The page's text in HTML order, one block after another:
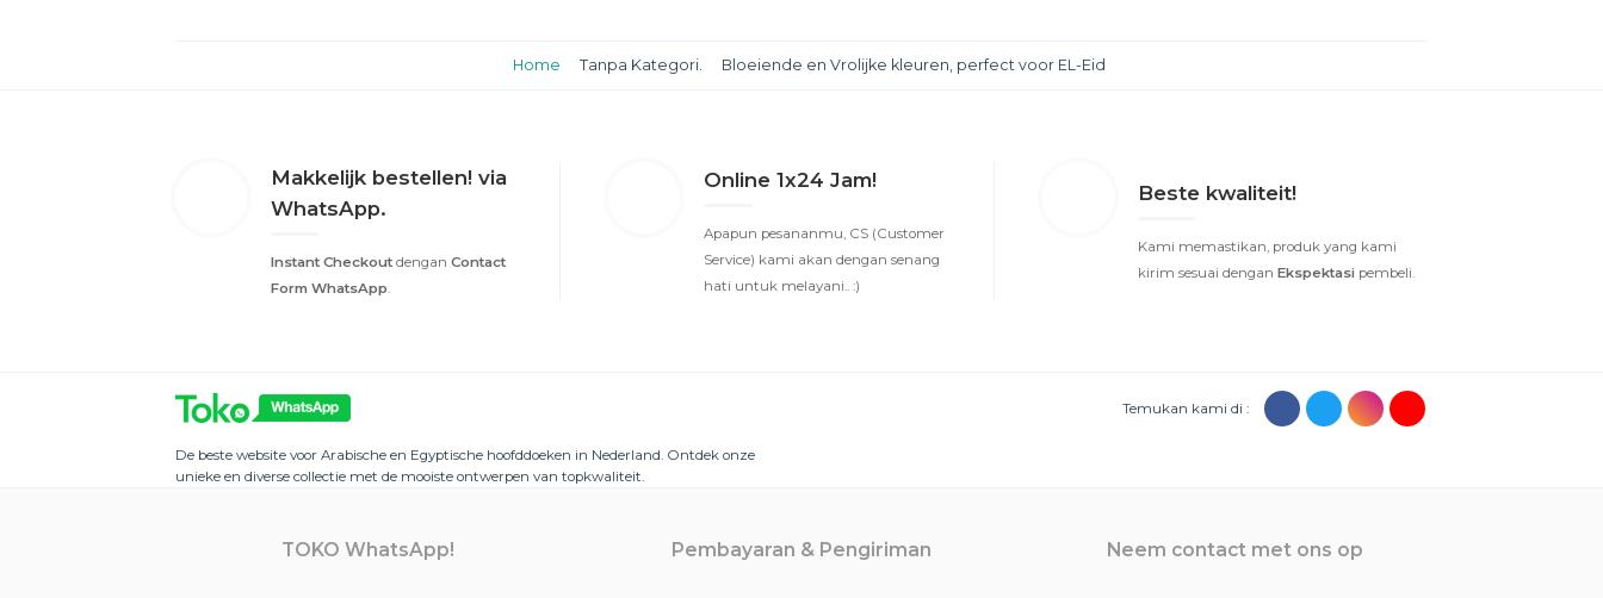
Home Tanpa Kategori. Bloeiende en Vrolijke kleuren, perfect voor EL-Eid
Makkelijk bestellen! via
WhatsApp.
Instant Checkout dengan Contact
Form WhatsApp
Online 1x24 Jam!
Apapun pesananmu, CS (Customer
Service) kami akan dengan senang
hati untuk melayani.. :)
Beste kwaliteit!
Kami memastikan, produk yang kami
kirim sesuai dengan Ekspektasi pembeli.
De beste website voor Arabische en Egyptische hoofddoeken in Nederland. Ontdek onze
unieke en diverse collectie met de mooiste ontwerpen van topkwaliteit.
Temukan kami di :
TOKO WhatsApp! Pembayaran & Pengiriman Neem contact met ons op